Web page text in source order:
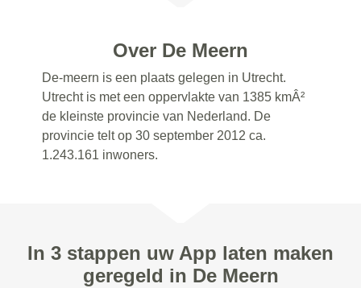
Over De Meern
De-meern is een plaats gelegen in Utrecht.
Utrecht is met een oppervlakte van 1385 kmÂ²
de kleinste provincie van Nederland. De
provincie telt op 30 september 2012 ca.
1.243.161 inwoners.
In 3 stappen uw App laten maken
geregeld in De Meern